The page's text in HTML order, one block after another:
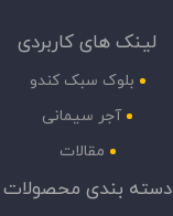
لینک های کاربردی
بلوک سبک کندو
آجر سیمانی
مقالات
دسته بندی محصولات